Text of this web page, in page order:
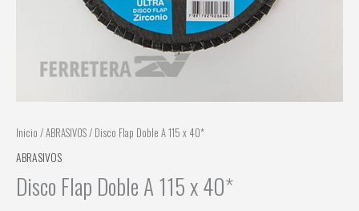
Inicio /ABRASIVOS/ Disco Flap Doble A 115 x 40*
ABRASIVOS
Disco Flap Doble A 115 x 40*